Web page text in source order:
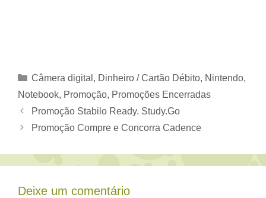
Categorias
Câmera digital , Dinheiro / Cartão Débito, Nintendo,
Notebook, Promoção, Promoções Encerradas
Promoção Stabilo Ready. Study.Go
Promoção Compre e Concorra Cadence
Deixe um comentário